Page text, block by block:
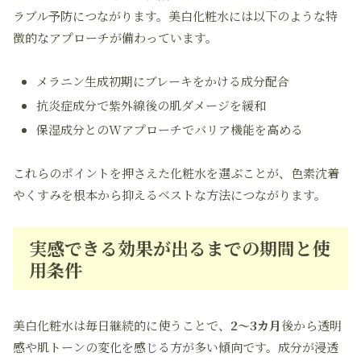
ラブル予防につながります。美白化粧水には以下のような特
徴的なアプローチが備わっています。
メラニン生成初期にブレーキをかける成分配合
抗炎症成分で紫外線後の肌ダメージを緩和
保湿成分とのWアプローチでバリア機能を高める
これらのポイントを押さえた化粧水を選ぶことが、色素沈着
やくすみを根本から抑えるベストな方法につながります。
実感できる効果が出るまでの期間と使
用条件
美白化粧水は毎日継続的に使うことで、 2〜3カ月後から透明
感や肌トーンの変化を感じる方が多い傾向です。成分が浸透